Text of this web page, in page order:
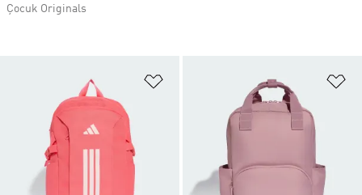
Favori Listesine Ekle
Çocuk Originals